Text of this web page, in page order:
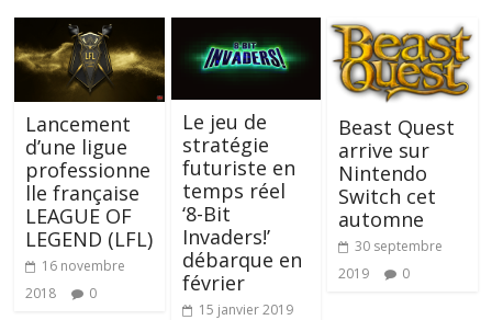
Lancement
d’une ligue
professionne
lle française
LEAGUE OF
LEGEND (LFL)
16 novembre
2018
0
Le jeu de
stratégie
futuriste en
temps réel
‘8-Bit
Invaders!’
débarque en
février
15 janvier 2019
Beast Quest
arrive sur
Nintendo
Switch cet
automne
30 septembre
2019
0